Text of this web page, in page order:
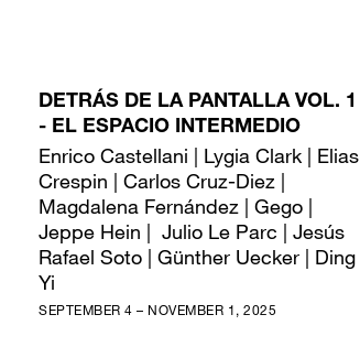
DETRÁS DE LA PANTALLA VOL. 1
- EL ESPACIO INTERMEDIO
Enrico Castellani | Lygia Clark | Elias
Crespin | Carlos Cruz-Diez |
Magdalena Fernández | Gego |
Jeppe Hein | Julio Le Parc | Jesús
Rafael Soto | Günther Uecker | Ding
Yi
SEPTEMBER 4 – NOVEMBER 1, 2025